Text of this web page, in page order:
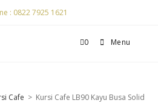
: 0822 7925 1621
0 Menu
Cafe > Kursi Cafe LB90 Kayu Busa Solid